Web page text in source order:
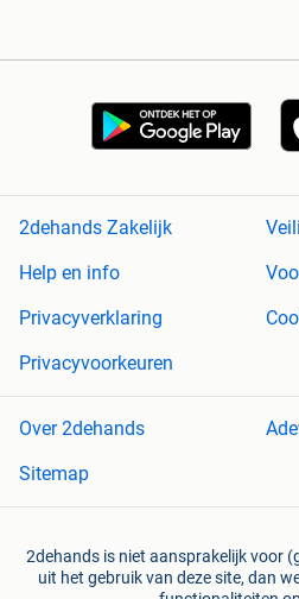
2dehands Zakelijk
Help en info
Privacyverklaring
Privacyvoorkeuren
Over 2dehands
Sitemap
2dehands is niet aansprakelijk voor
uit het gebruik van deze site, dan